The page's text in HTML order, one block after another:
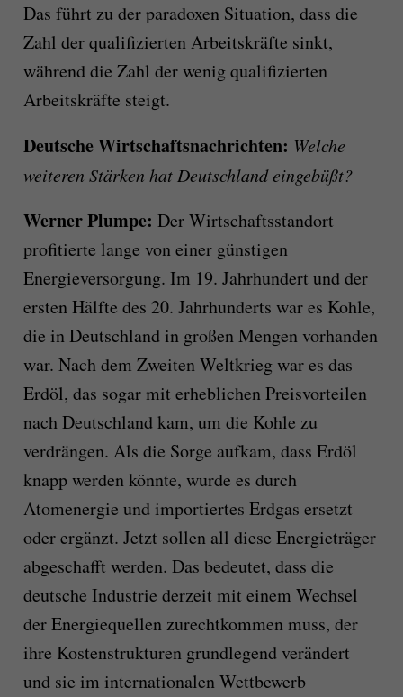
Das führt zu der paradoxen Situation, dass die
Zahl der qualifizierten Arbeitskräfte sinkt,
während die Zahl der wenig qualifizierten
Arbeitskräfte steigt.
Deutsche Wirtschaftsnachrichten: Welche
weiteren Stärken hat Deutschland eingebüßt?
Werner Plumpe: Der Wirtschaftsstandort
profitierte lange von einer günstigen
Energieversorgung. Im 19. Jahrhundert und der
ersten Hälfte des 20. Jahrhunderts war es Kohle,
die in Deutschland in großen Mengen vorhanden
war. Nach dem Zweiten Weltkrieg war es das
Erdöl, das sogar mit erheblichen Preisvorteilen
nach Deutschland kam, um die Kohle zu
verdrängen. Als die Sorge aufkam, dass Erdöl
knapp werden könnte, wurde es durch
Atomenergie und importiertes Erdgas ersetzt
oder ergänzt. Jetzt sollen all diese Energieträger
abgeschafft werden. Das bedeutet, dass die
deutsche Industrie derzeit mit einem Wechsel
der Energiequellen zurechtkommen muss, der
ihre Kostenstrukturen grundlegend verändert
und sie im internationalen Wettbewerb